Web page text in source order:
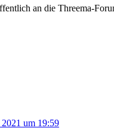
an die Threema-
2021 um 19:59